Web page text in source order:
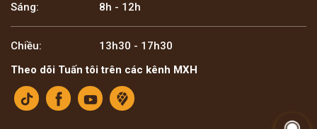
Sáng:
8h - 12h
Chiều:
13h30 - 17h30
Theo dõi Tuấn tôi trên các kênh MXH